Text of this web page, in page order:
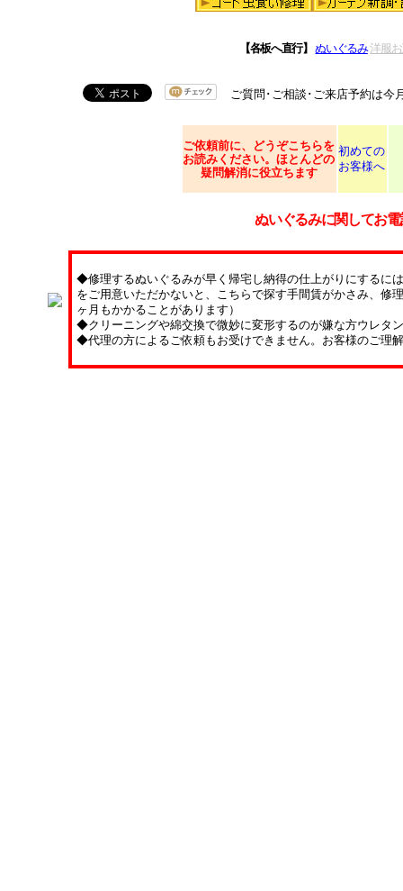
【各板へ直行】 ぬいぐるみ 洋服
ご質問･ご相談･ご来店予約は今
ご依頼前に、どうぞこちらを
お読みください。ほとんどの
疑問解消に役立ちます
初めての
お客様へ
ぬいぐるみに関してお
◆修理するぬいぐるみが早く帰宅し納得の仕上がりにするに
をご用意いただかないと、こちらで探す手間賃がかさみ、修
ヶ月もかかることがあります）
◆クリーニングや綿交換で微妙に変形するのが嫌な方ウレタ
◆代理の方によるご依頼もお受けできません。お客様のご理